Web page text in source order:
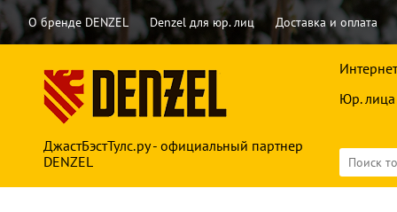
О бренде DENZEL Denzel для юр. лиц Доставка и оплата
ДжастБэстТулс.ру - официальный партнер
DENZEL
Юр. лица